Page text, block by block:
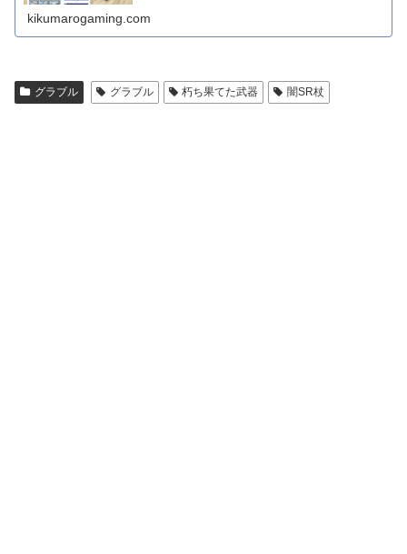
kikumarogaming.com
グラブル グラブル 朽ち果てた武器 闇SR杖